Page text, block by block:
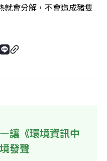
就會分解，不會造成豬隻
讓《環境資訊中
發聲